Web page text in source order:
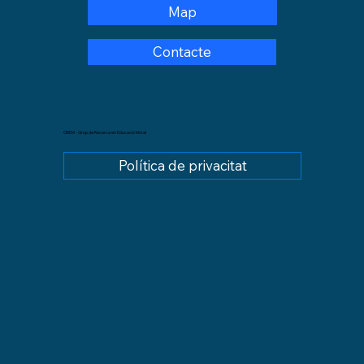
GREM - Grup de Recerca en Educació Moral
Política de privacitat
Map
Contacte